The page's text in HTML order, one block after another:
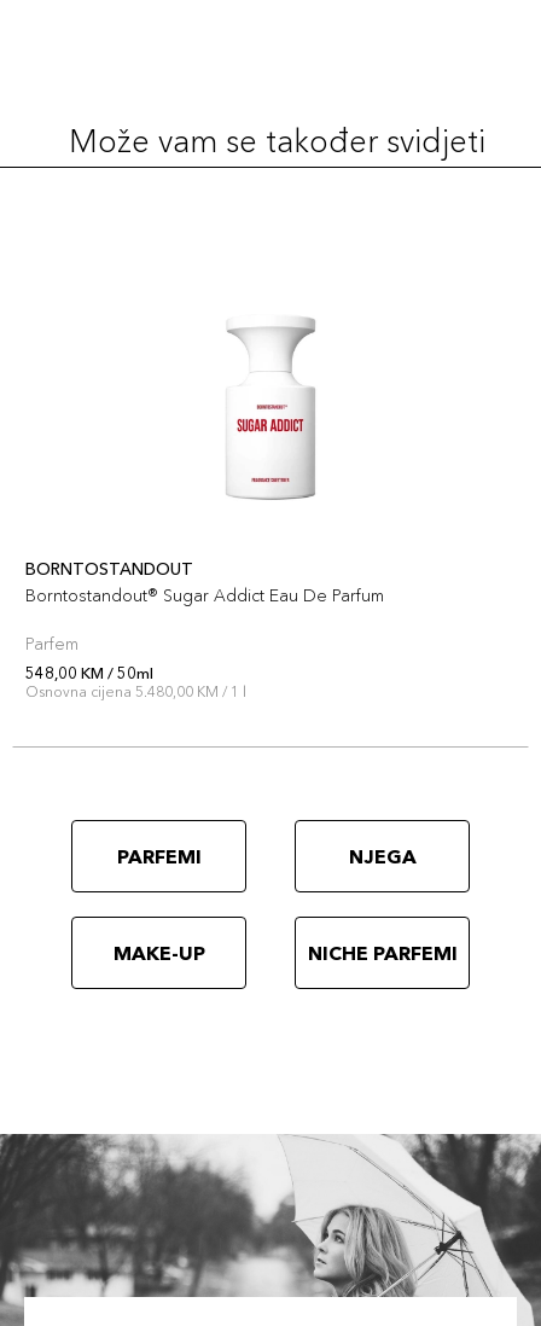
Može vam se također svidjeti
BORNTOSTANDOUT
Borntostandout® Sugar Addict Eau De Parfum
Parfem
548,00 KM / 50ml
Osnovna cijena 5.480,00 KM / 1 l
PARFEMI NJEGA
MAKE-UP NICHE PARFEMI